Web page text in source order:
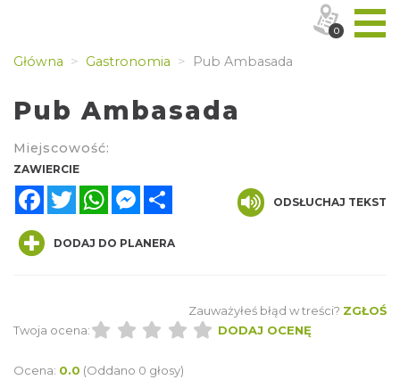
Główna Gastronomia Pub Ambasada
Pub Ambasada
Miejscowość:
ZAWIERCIE
FacebookTwitterWhatsAppMessenger
ODSŁUCHAJ TEKST
DODAJ DO PLANERA
Zauważyłeś błąd w treści? ZGŁOŚ
Twoja ocena:
DODAJ OCENĘ
Ocena: 0.0 (Oddano 0 głosy)
0